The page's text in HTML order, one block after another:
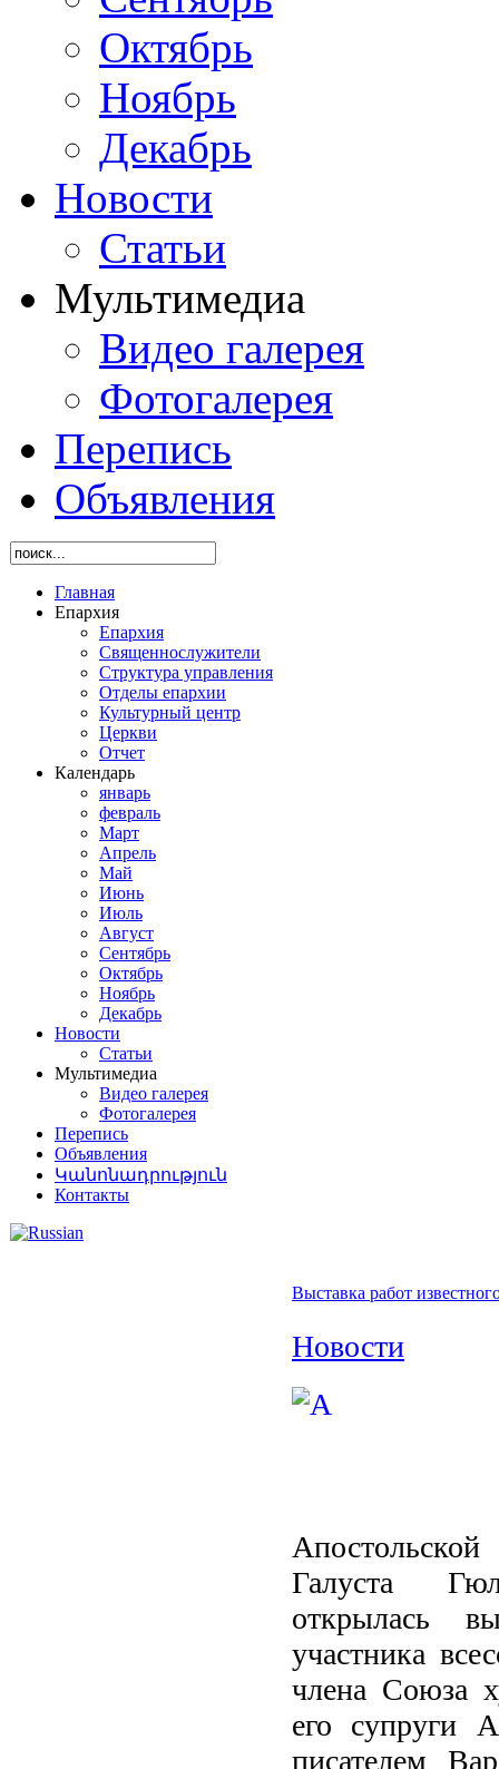
Октябрь
Ноябрь
Декабрь
Новости
Статьи
Мультимедиа
Видео галерея
Фотогалерея
Перепись
Объявления
Главная
Епархия
Епархия
Священнослужители
Структура управления
Отделы епархии
Культурный центр
Церкви
Отчет
Календарь
январь
февраль
Март
Апрель
Май
Июнь
Июль
Август
Сентябрь
Октябрь
Ноябрь
Декабрь
Новости
Статьи
Мультимедиа
Видео галерея
Фотогалерея
Перепись
Объявления
Կանոնադրություն
Контакты
Выставка работ
Новости
Галуста
открылась
участника
члена Союза
его супруги
писателем